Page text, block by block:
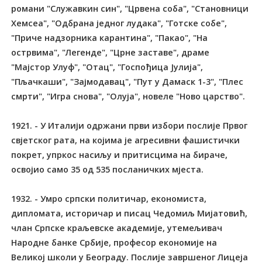
романи "Служавкин син", "Црвена соба", "Становници
Хемсеа", "Одбрана једног лудака", "Готске собе",
"Приче надзорника карантина", "Пакао", "На
острвима", "Легенде", "Црне заставе", драме
"Мајстор Улуф", "Отац", "Госпођица Јулија",
"Пљачкаши", "Зајмодавац", "Пут у Дамаск 1-3", "Плес
смрти", "Игра снова", "Олуја", новеле "Ново царство".
1921. - У Италији одржани први избори послије Првог
свјетског рата, на којима је агресивни фашистички
покрет, упркос насиљу и притисцима на бираче,
освојио само 35 од 535 посланичких мјеста.
1932. - Умро српски политичар, економиста,
дипломата, историчар и писац Чедомиљ Мијатовић,
члан Српске краљевске академије, утемељивач
Народне банке Србије, професор економије на
Великој школи у Београду. Послије завршеног Лицеја